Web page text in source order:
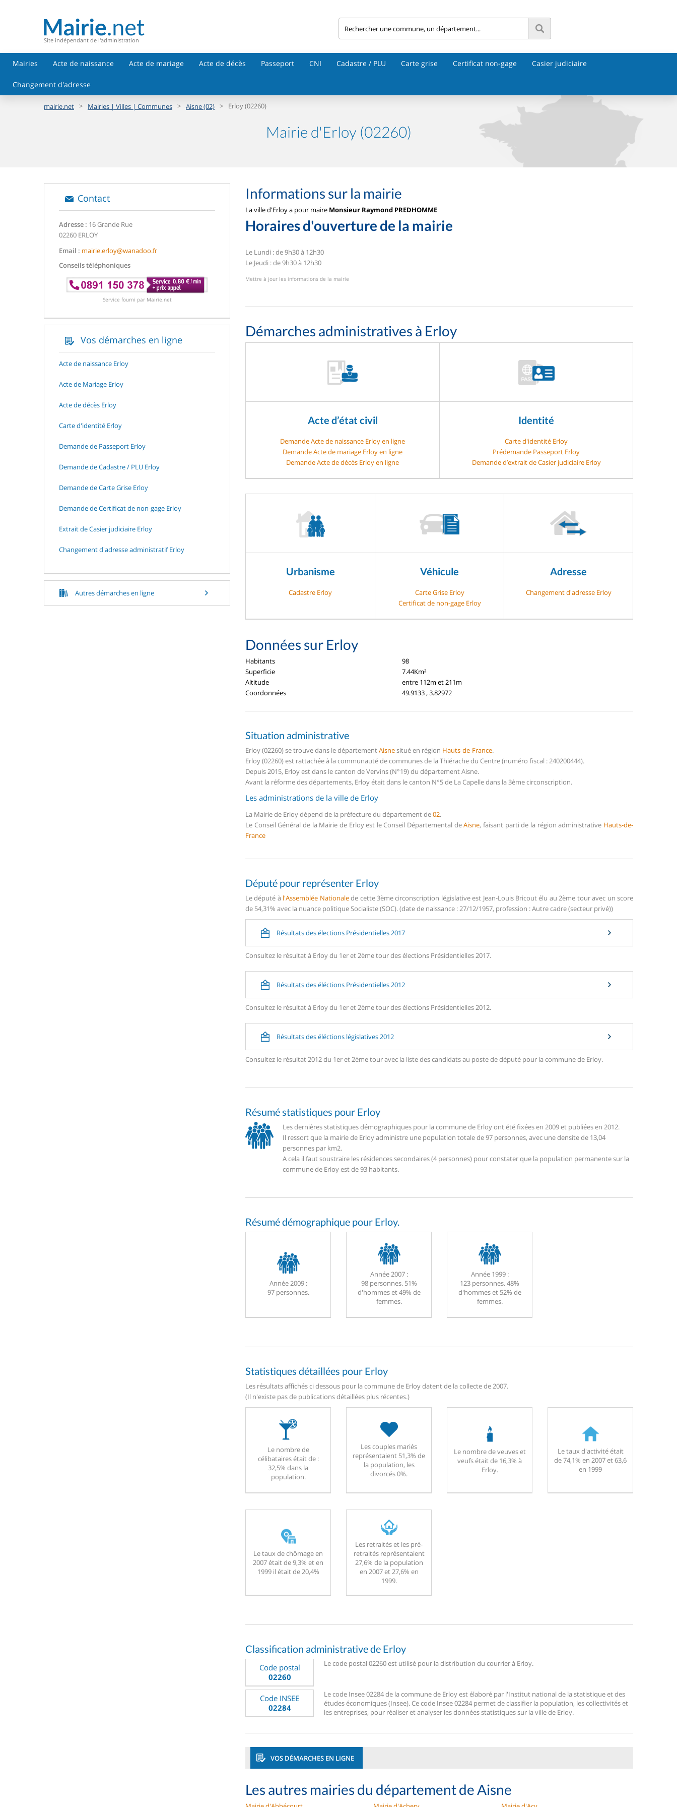
Site indépendant de l'administration
Mairies Acte de naissance Acte de mariage Acte de décès Passeport CNI Cadastre / PLU Carte grise Certificat non-gage Casier judiciaire
Changement d'adresse
mairie.net > Mairies | Villes | Communes > Aisne (02) > Erloy (02260)
Mairie d'Erloy (02260)
Contact
Adresse : 16 Grande Rue
02260 ERLOY
Email : mairie.erloy@wanadoo.fr
Conseils téléphoniques
Service fourni par Mairie.net
Vos démarches en ligne
Acte de naissance Erloy
Acte de Mariage Erloy
Acte de décès Erloy
Carte d'identité Erloy
Demande de Passeport Erloy
Demande de Cadastre / PLU Erloy
Demande de Carte Grise Erloy
Demande de Certificat de non-gage Erloy
Extrait de Casier judiciaire Erloy
Changement d'adresse administratif Erloy
Autres démarches en ligne
Informations sur la mairie
La ville d'Erloy a pour maire Monsieur Raymond PREDHOMME
Horaires d'ouverture de la mairie
Le Lundi : de 9h30 à 12h30
Le Jeudi : de 9h30 à 12h30
Mettre à jour les informations de la mairie
Démarches administratives à Erloy
Acte d’état civil
Demande Acte de naissance Erloy en ligne
Demande Acte de mariage Erloy en ligne
Demande Acte de décès Erloy en ligne
Identité
Carte d'identité Erloy
Prédemande Passeport Erloy
Demande d’extrait de Casier judiciaire Erloy
Urbanisme
Cadastre Erloy
Véhicule
Carte Grise Erloy
Certificat de non-gage Erloy
Adresse
Changement d'adresse Erloy
Données sur Erloy
Habitants
98
Superficie
7.44Km²
Altitude
entre 112m et 211m
Coordonnées
49.9133 , 3.82972
Situation administrative
Erloy (02260) se trouve dans le départementAisnesitué en région Hauts-de-France.
Erloy (02260) est rattachée à la communauté de communes de la Thiérache du Centre (numéro fiscal : 240200444).
Depuis 2015, Erloy est dans le canton de Vervins (N°19) du département Aisne.
Avant la réforme des départements, Erloy était dans le canton N°5 de La Capelle dans la 3ème circonscription.
Les administrations de la ville de Erloy
La Mairie de Erloy dépend de la préfecture du département de02.
Le Conseil Général de la Mairie de Erloy est le Conseil Départemental deAisne, faisant parti de la région administrative Hauts-de-
France
Député pour représenter Erloy
Le député à l'Assemblée Nationalede cette 3ème circonscription législative est Jean-Louis Bricout élu au 2ème tour avec un score
de 54,31% avec la nuance politique Socialiste (SOC). (date de naissance : 27/12/1957, profession : Autre cadre (secteur privé))
Résultats des élections Présidentielles 2017
Consultez le résultat à Erloy du 1er et 2ème tour des élections Présidentielles 2017.
Résultats des éléctions Présidentielles 2012
Consultez le résultat à Erloy du 1er et 2ème tour des élections Présidentielles 2012.
Résultats des éléctions législatives 2012
Consultez le résultat 2012 du 1er et 2ème tour avec la liste des candidats au poste de député pour la commune de Erloy.
Résumé statistiques pour Erloy
Les dernières statistiques démographiques pour la commune de Erloy ont été fixées en 2009 et publiées en 2012.
Il ressort que la mairie de Erloy administre une population totale de 97 personnes, avec une densite de 13,04
personnes par km2.
A cela il faut soustraire les résidences secondaires (4 personnes) pour constater que la population permanente sur la
commune de Erloy est de 93 habitants.
Résumé démographique pour Erloy.
Année 2009 :
97 personnes.
Année 2007 :
98 personnes. 51%
d'hommes et 49% de
femmes.
Année 1999 :
123 personnes. 48%
d'hommes et 52% de
femmes.
Statistiques détaillées pour Erloy
Les résultats affichés ci dessous pour la commune de Erloy datent de la collecte de 2007.
(Il n'existe pas de publications détaillées plus récentes.)
Le nombre de
célibataires était de :
32,5% dans la
population.
Les couples mariés
représentaient 51,3% de
la population, les
divorcés 0%.
Le nombre de veuves et
veufs était de 16,3% à
Erloy.
Le taux d'activité était
de 74,1% en 2007 et 63,6
en 1999
Le taux de chômage en
2007 était de 9,3% et en
1999 il était de 20,4%
Les retraités et les pré-
retraités représentaient
27,6% de la population
en 2007 et 27,6% en
1999.
Classification administrative de Erloy
Code postal
02260
Le code postal 02260 est utilisé pour la distribution du courrier à Erloy.
Code INSEE
02284
Le code Insee 02284 de la commune de Erloy est élaboré par l'Institut national de la statistique et des
études économiques (Insee). Ce code Insee 02284 permet de classifier la population, les collectivités et
les entreprises, pour réaliser et analyser les données statistiques sur la ville de Erloy.
VOS DÉMARCHES EN LIGNE
Les autres mairies du département de Aisne